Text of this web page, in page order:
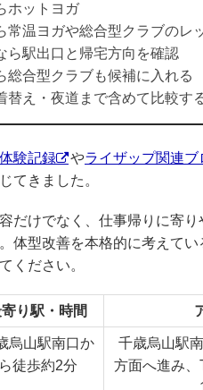
ホットヨガ
常温ヨガや総合型クラブのレ
ら駅出口と帰宅方向を確認
総合型クラブも候補に入れる
替え・夜道まで含めて比較す
験記録 やライザップ関連ブ
てきました。
だけでなく、仕事帰りに寄
体型改善を本格的に考えてい
ください。
り駅・時間
烏山駅南口か
ら徒歩約2分
千歳烏山駅
方面へ進み